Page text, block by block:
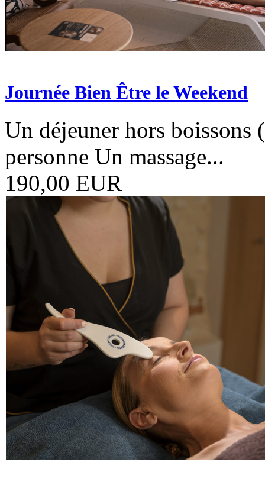
Journée Bien Être le Weekend
Un déjeuner hors boissons
personne Un massage...
190,00 EUR